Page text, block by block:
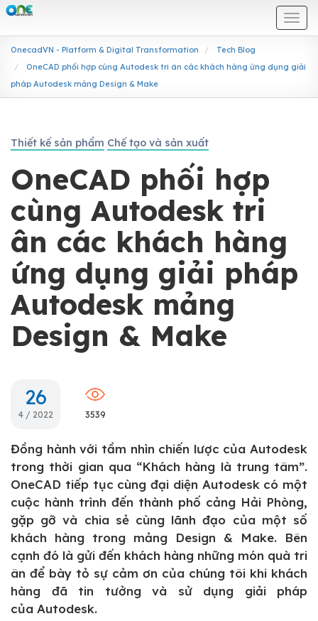
OnecadVN - Platform & Digital Transformation
Tech Blog
OneCAD phối hợp cùng Autodesk tri ân các khách hàng ứng dụng giải
pháp Autodesk mảng Design & Make
Thiết kế sản phẩm Chế tạo và sản xuất
OneCAD phối hợp
cùng Autodesk tri
ân các khách hàng
ứng dụng giải pháp
Autodesk mảng
Design & Make
26
4 / 2022 3539
Đồng hành với tầm nhìn chiến lược của Autodesk
trong thời gian qua “Khách hàng là trung tâm”.
OneCAD tiếp tục cùng đại diện Autodesk có một
cuộc hành trình đến thành phố cảng Hải Phòng,
gặp gỡ và chia sẻ cùng lãnh đạo của một số
khách hàng trong mảng Design & Make. Bên
cạnh đó là gửi đến khách hàng những món quà tri
ân để bày tỏ sự cảm ơn của chúng tôi khi khách
hàng đã tin tưởng và sử dụng giải pháp
của Autodesk.